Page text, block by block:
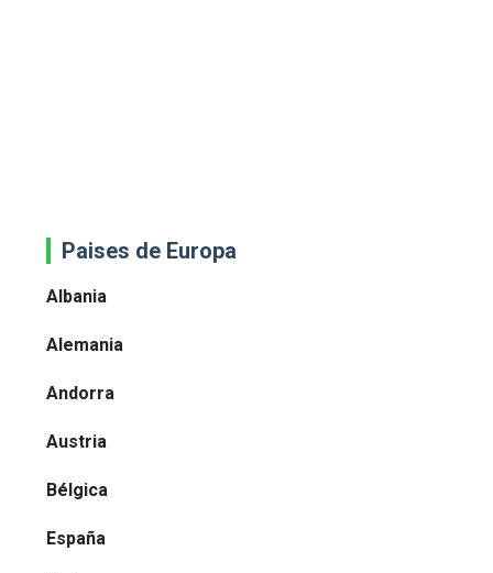
Paises de Europa
Albania
Alemania
Andorra
Austria
Bélgica
España